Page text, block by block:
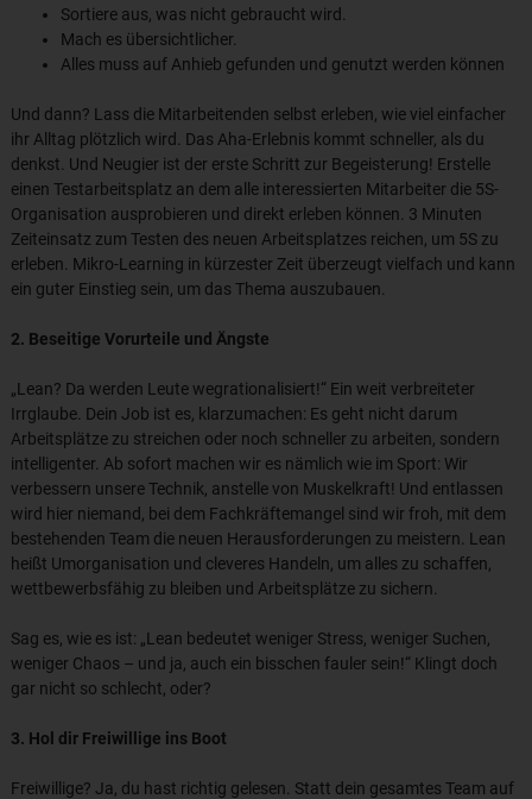
Sortiere aus, was nicht gebraucht wird.
Mach es übersichtlicher.
Alles muss auf Anhieb gefunden und genutzt werden können
Und dann? Lass die Mitarbeitenden selbst erleben, wie viel einfacher
ihr Alltag plötzlich wird. Das Aha-Erlebnis kommt schneller, als du
denkst. Und Neugier ist der erste Schritt zur Begeisterung! Erstelle
einen Testarbeitsplatz an dem alle interessierten Mitarbeiter die 5S-
Organisation ausprobieren und direkt erleben können. 3 Minuten
Zeiteinsatz zum Testen des neuen Arbeitsplatzes reichen, um 5S zu
erleben. Mikro-Learning in kürzester Zeit überzeugt vielfach und kann
ein guter Einstieg sein, um das Thema auszubauen.
2. Beseitige Vorurteile und Ängste
„Lean? Da werden Leute wegrationalisiert!“ Ein weit verbreiteter
Irrglaube. Dein Job ist es, klarzumachen: Es geht nicht darum
Arbeitsplätze zu streichen oder noch schneller zu arbeiten, sondern
intelligenter. Ab sofort machen wir es nämlich wie im Sport: Wir
verbessern unsere Technik, anstelle von Muskelkraft! Und entlassen
wird hier niemand, bei dem Fachkräftemangel sind wir froh, mit dem
bestehenden Team die neuen Herausforderungen zu meistern. Lean
heißt Umorganisation und cleveres Handeln, um alles zu schaffen,
wettbewerbsfähig zu bleiben und Arbeitsplätze zu sichern.
Sag es, wie es ist: „Lean bedeutet weniger Stress, weniger Suchen,
weniger Chaos – und ja, auch ein bisschen fauler sein!“ Klingt doch
gar nicht so schlecht, oder?
3. Hol dir Freiwillige ins Boot
Freiwillige? Ja, du hast richtig gelesen. Statt dein gesamtes Team auf